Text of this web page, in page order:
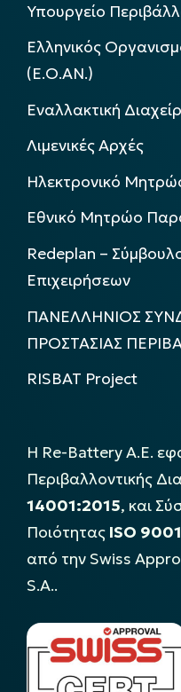
Υπουργείο
Ελληνικός
(Ε.Ο.ΑΝ.)
Εναλλακτική
Λιμενικές Αρχές
Ηλεκτρονικό
Εθνικό Μητρώο
Redeplan –
Επιχειρήσεων
ΠΑΝΕΛΛΗΝΙΟΣ
ΠΡΟΣΤΑΣΙΑΣ
RISBAT Project
Η Re-Battery Α.Ε.
Περιβαλλοντικής
14001:2015, και
Ποιότητας ISO
από την Swiss
S.A..